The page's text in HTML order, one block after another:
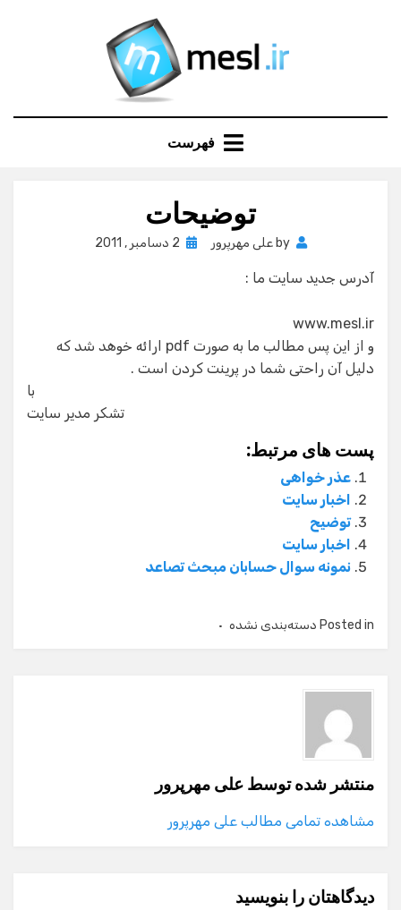
فهرست
توضیحات
by علی مهرپرور
Posted
2 دسامبر , 2011
آدرس جدید سایت ما :
www.mesl.ir
و از این پس مطالب ما به صورت pdf ارائه خوهد شد که
دلیل آن راحتی شما در پرینت کردن است .
با
تشکر مدیر سایت
پست های مرتبط:
عذر خواهی
اخبار سایت
توضیح
اخبار سایت
نمونه سوال حسابان مبحث تصاعد
Posted in دسته‌بندی نشده
منتشر شده توسطعلی مهرپرور
مشاهده تمامی مطالب علی مهرپرور
دیدگاهتان را بنویسید